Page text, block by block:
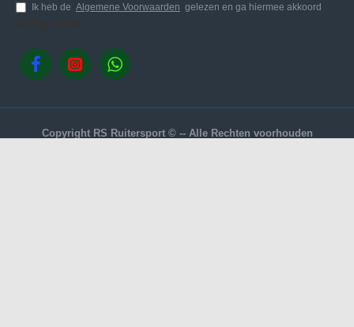
Ik heb de Algemene Voorwaarden gelezen en ga hiermee akkoord
Copyright RS Ruitersport © -- Alle Rechten voorhouden